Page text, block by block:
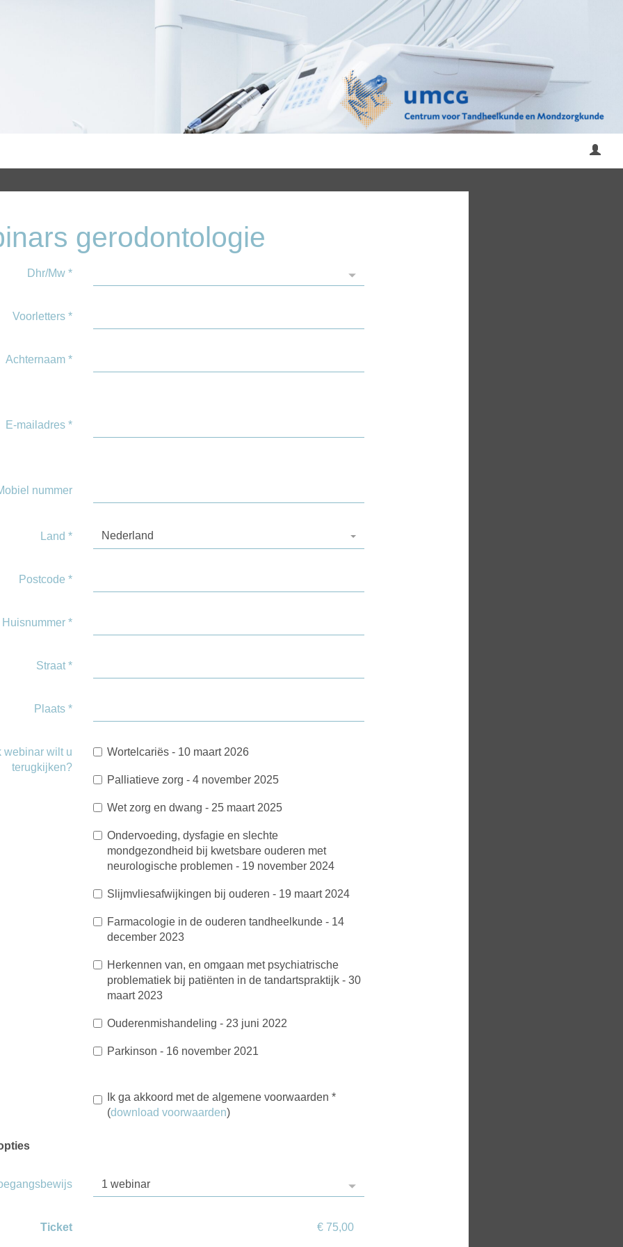
gerodontologie
Dhr/Mw *
Voorletters *
Achternaam *
E-mailadres *
nummer
Land * Nederland
Postcode *
Huisnummer *
Straat *
Plaats *
webinar wilt u
terugkijken?
Wortelcariës - 10 maart 2026
Palliatieve zorg - 4 november 2025
Wet zorg en dwang - 25 maart 2025
Ondervoeding, dysfagie en slechte
mondgezondheid bij kwetsbare ouderen met
neurologische problemen - 19 november 2024
Slijmvliesafwijkingen bij ouderen - 19 maart 2024
Farmacologie in de ouderen tandheelkunde - 14
december 2023
Herkennen van, en omgaan met psychiatrische
problematiek bij patiënten in de tandartspraktijk - 30
maart 2023
Ouderenmishandeling - 23 juni 2022
Parkinson - 16 november 2021
Ik ga akkoord met de algemene voorwaarden *
(download voorwaarden)
Ticket € 75,00